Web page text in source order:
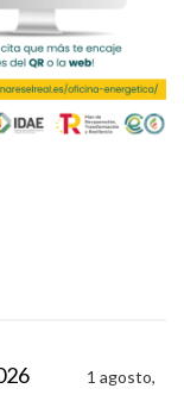
1 agosto,